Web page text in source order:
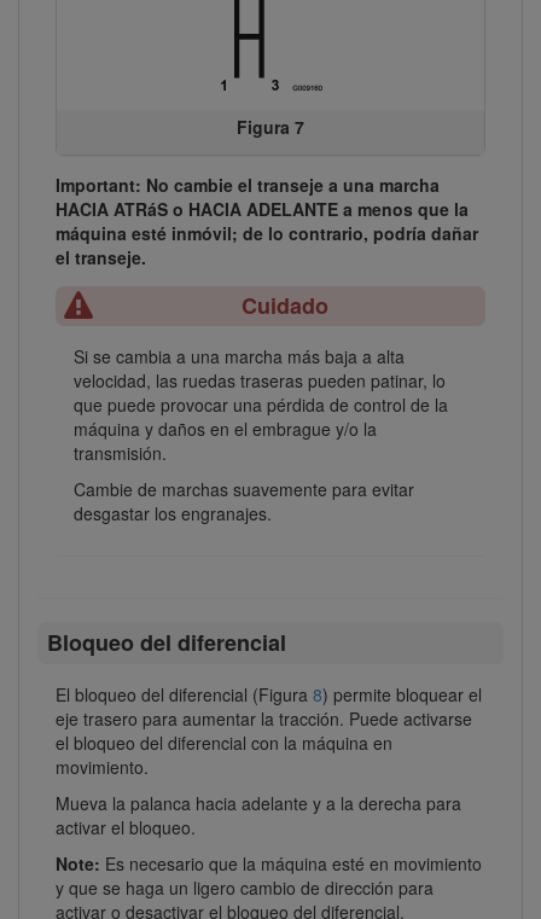
Figura 7
Important: No cambie el transeje a una marcha
HACIA ATRáS o HACIA ADELANTE a menos que la
máquina esté inmóvil; de lo contrario, podría dañar
el transeje.
Cuidado
Si se cambia a una marcha más baja a alta
velocidad, las ruedas traseras pueden patinar, lo
que puede provocar una pérdida de control de la
máquina y daños en el embrague y/o la
transmisión.
Cambie de marchas suavemente para evitar
desgastar los engranajes.
Bloqueo del diferencial
El bloqueo del diferencial (Figura 8) permite bloquear el
eje trasero para aumentar la tracción. Puede activarse
el bloqueo del diferencial con la máquina en
movimiento.
Mueva la palanca hacia adelante y a la derecha para
activar el bloqueo.
Note: Es necesario que la máquina esté en movimiento
y que se haga un ligero cambio de dirección para
activar o desactivar el bloqueo del diferencial.